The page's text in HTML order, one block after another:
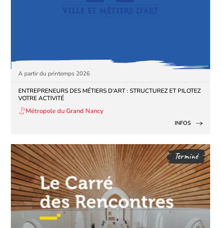
A partir du printemps 2026
​ENTREPRENEURS DES MÉTIERS D’ART : STRUCTUREZ ET PILOTEZ
VOTRE ACTIVITÉ
Métropole du Grand Nancy
INFOS
Terminé